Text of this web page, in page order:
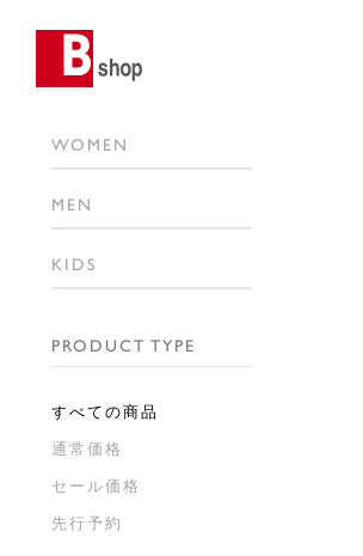
WOMEN
MEN
KIDS
PRODUCT TYPE
すべての商品
通常価格
セール価格
先行予約